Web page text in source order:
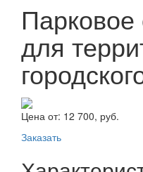
для
Цена от: 12 700, руб.
Заказать